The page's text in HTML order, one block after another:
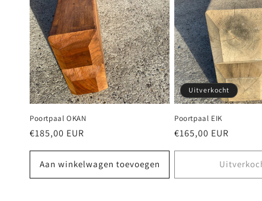
Poortpaal OKAN
Normale
€185,00 EUR
Aan winkelwagen toevoegen
Uitverkocht
Poortpaal EIK
Normale
€165,00 EUR